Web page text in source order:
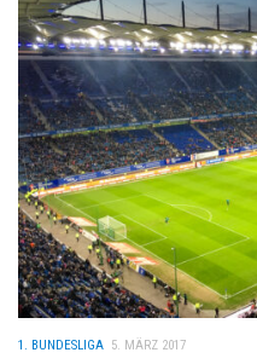
1. BUNDESLIGA 5. MÄRZ 2017